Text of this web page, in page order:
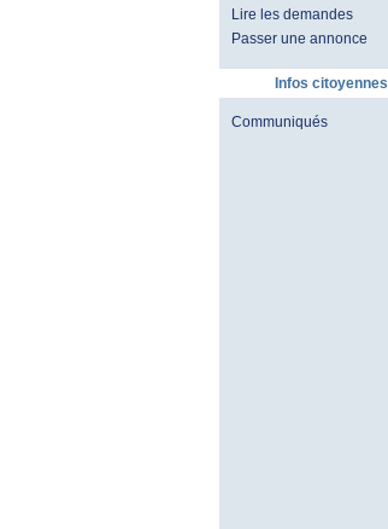
Lire les demandes
Passer une annonce
Infos citoyennes
Communiqués